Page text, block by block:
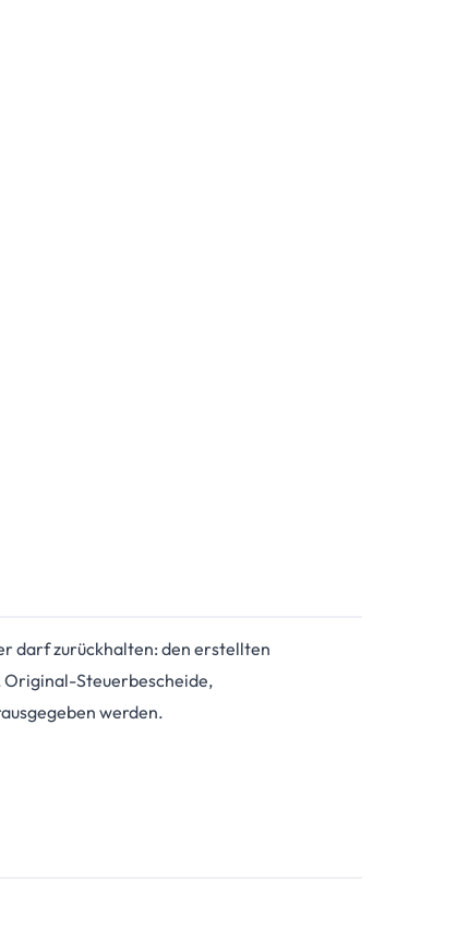
darf zurückhalten: den erstellten
Original-Steuerbescheide,
werden.